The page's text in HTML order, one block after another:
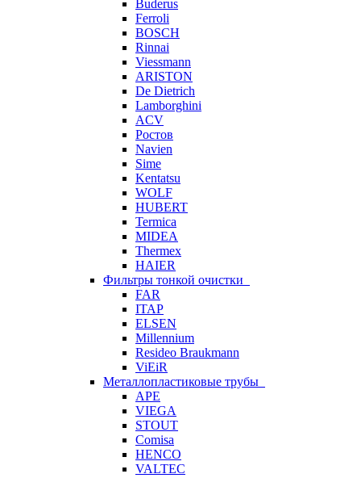
Buderus
Ferroli
BOSCH
Rinnai
Viessmann
ARISTON
De Dietrich
Lamborghini
ACV
Ростов
Navien
Sime
Kentatsu
WOLF
HUBERT
Termica
MIDEA
Thermex
HAIER
Фильтры тонкой очистки
FAR
ITAP
ELSEN
Millennium
Resideo Braukmann
ViEiR
Металлопластиковые трубы
APE
VIEGA
STOUT
Comisa
HENCO
VALTEC